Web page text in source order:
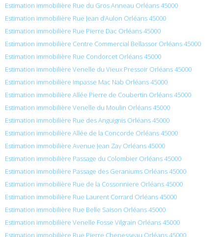
Estimation immobilière Rue du Gros Anneau Orléans 45000
Estimation immobilière Rue Jean d’Aulon Orléans 45000
Estimation immobilière Rue Pierre Dac Orléans 45000
Estimation immobilière Centre Commercial Bellassor Orléans 45000
Estimation immobilière Rue Condorcet Orléans 45000
Estimation immobilière Venelle du Vieux Pressoir Orléans 45000
Estimation immobilière Impasse Mac Nab Orléans 45000
Estimation immobilière Allée Pierre de Coubertin Orléans 45000
Estimation immobilière Venelle du Moulin Orléans 45000
Estimation immobilière Rue des Anguignis Orléans 45000
Estimation immobilière Allée de la Concorde Orléans 45000
Estimation immobilière Avenue Jean Zay Orléans 45000
Estimation immobilière Passage du Colombier Orléans 45000
Estimation immobilière Passage des Geraniums Orléans 45000
Estimation immobilière Rue de la Cossonniere Orléans 45000
Estimation immobilière Rue Laurent Corrard Orléans 45000
Estimation immobilière Rue Belle Saison Orléans 45000
Estimation immobilière Venelle Fosse Vilgrain Orléans 45000
Estimation immobilière Rue Pierre Chenesseau Orléans 45000